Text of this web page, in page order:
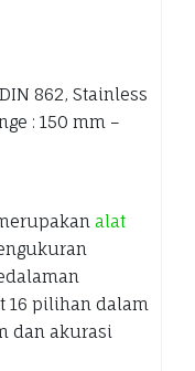
862, Stainless
: 150 mm –
alat
16 pilihan dalam
dan akurasi